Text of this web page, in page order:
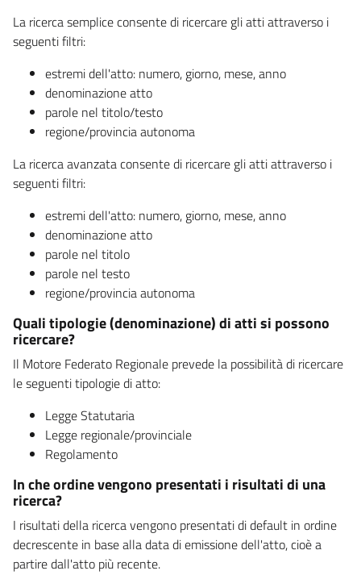
La ricerca semplice consente di ricercare gli atti attraverso i
seguenti filtri:
estremi dell'atto: numero, giorno, mese, anno
denominazione atto
parole nel titolo/testo
regione/provincia autonoma
La ricerca avanzata consente di ricercare gli atti attraverso i
seguenti filtri:
estremi dell'atto: numero, giorno, mese, anno
denominazione atto
parole nel titolo
parole nel testo
regione/provincia autonoma
Quali tipologie (denominazione) di atti si possono
ricercare?
Il Motore Federato Regionale prevede la possibilità di ricercare
le seguenti tipologie di atto:
Legge Statutaria
Legge regionale/provinciale
Regolamento
In che ordine vengono presentati i risultati di una
ricerca?
I risultati della ricerca vengono presentati di default in ordine
decrescente in base alla data di emissione dell'atto, cioè a
partire dall'atto più recente.